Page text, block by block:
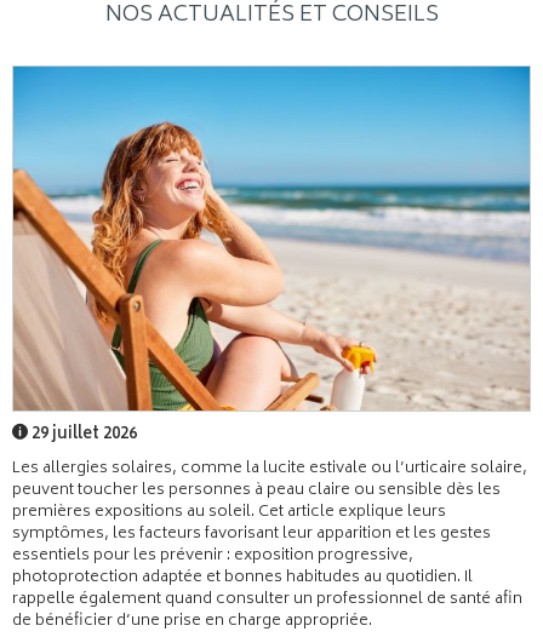
NOS ACTUALITÉS ET CONSEILS
29 juillet 2026
Les allergies solaires, comme la lucite estivale ou l’urticaire solaire,
peuvent toucher les personnes à peau claire ou sensible dès les
premières expositions au soleil. Cet article explique leurs
symptômes, les facteurs favorisant leur apparition et les gestes
essentiels pour les prévenir : exposition progressive,
photoprotection adaptée et bonnes habitudes au quotidien. Il
rappelle également quand consulter un professionnel de santé afin
de bénéficier d’une prise en charge appropriée.